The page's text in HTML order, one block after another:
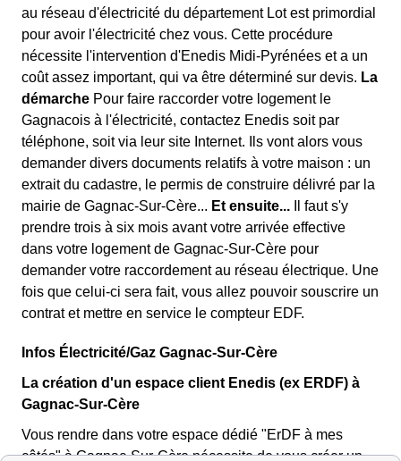
au réseau d'électricité du département Lot est primordial
pour avoir l'électricité chez vous. Cette procédure
nécessite l'intervention d'Enedis Midi-Pyrénées et a un
coût assez important, qui va être déterminé sur devis. La
démarche Pour faire raccorder votre logement le
Gagnacois à l'électricité, contactez Enedis soit par
téléphone, soit via leur site Internet. Ils vont alors vous
demander divers documents relatifs à votre maison : un
extrait du cadastre, le permis de construire délivré par la
mairie de Gagnac-Sur-Cère... Et ensuite... Il faut s'y
prendre trois à six mois avant votre arrivée effective
dans votre logement de Gagnac-Sur-Cère pour
demander votre raccordement au réseau électrique. Une
fois que celui-ci sera fait, vous allez pouvoir souscrire un
contrat et mettre en service le compteur EDF.
Infos Électricité/Gaz Gagnac-Sur-Cère
La création d'un espace client Enedis (ex ERDF) à
Gagnac-Sur-Cère
Vous rendre dans votre espace dédié "ErDF à mes
côtés" à Gagnac-Sur-Cère nécessite de vous créer un